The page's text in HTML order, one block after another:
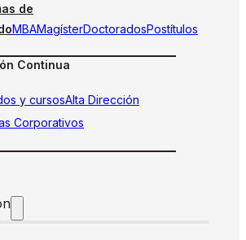
de
MBAMagísterDoctoradosPostítulos
Continua
y cursosAlta Dirección
Corporativos